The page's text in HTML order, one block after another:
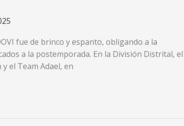
fue de brinco y espanto, obligando a la
a la postemporada. En la División Distrital, el
el Team Adael, en